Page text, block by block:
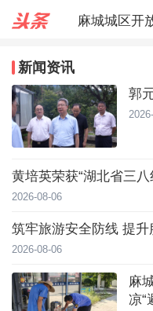
麻城城区开
台风靠近！
新闻资讯
郭
黄培英荣获“湖北省三八
2026-08-06
筑牢旅游安全防线 提升
2026-08-06
麻
凉“